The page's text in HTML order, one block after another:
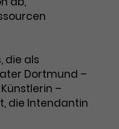
von Google
Das Cookie
Cookie hilft dabei
ob Nutzer über
die als
Dortmund –
–
die Intendantin